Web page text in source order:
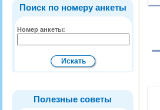
Поиск по номеру анкеты
Номер анкеты:
Полезные советы